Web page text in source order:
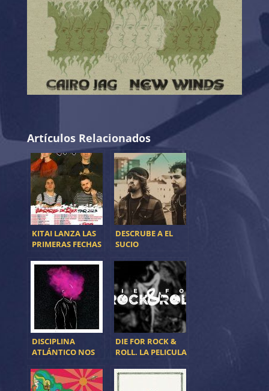
Artículos Relacionados
KITAI LANZA LAS
PRIMERAS FECHAS
OBREROS DEL
ROCK
DESCRUBE A EL
SUCIO
DISCIPLINA
ATLÁNTICO NOS
ADELANTO DE SU
NUEVO DISCO
DIE FOR ROCK &
ROLL. LA PELICULA